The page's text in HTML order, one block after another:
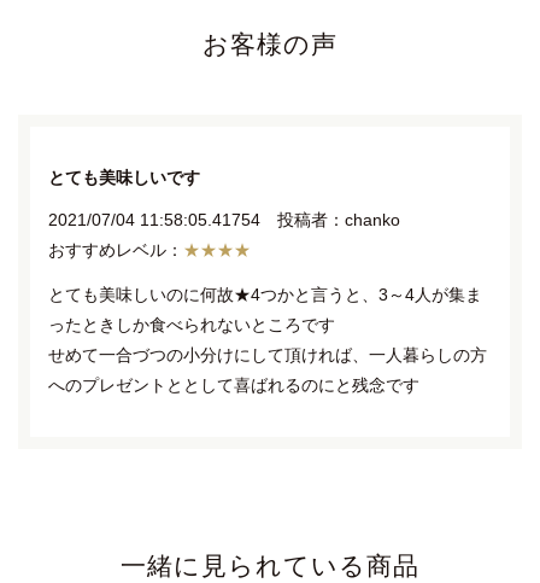
お客様の声
とても美味しいです
2021/07/04 11:58:05.41754 投稿者：chanko
★★★★
とても美味しいのに何故★4つかと言うと、3～4人が集ま
ったときしか食べられないところです
せめて一合づつの小分けにして頂ければ、一人暮らしの方
へのプレゼントととして喜ばれるのにと残念です
一緒に見られている商品